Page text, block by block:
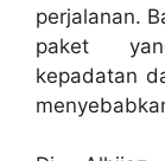
perjalanan.
paket
kepadatan